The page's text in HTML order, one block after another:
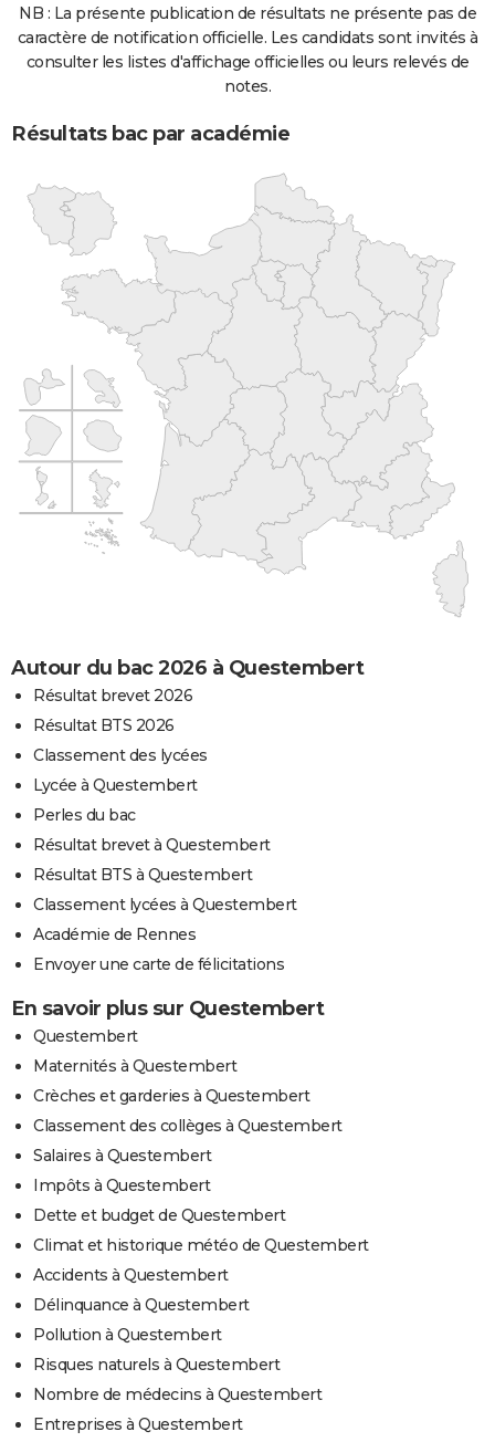
NB : La présente publication de résultats ne présente pas de
caractère de notification officielle. Les candidats sont invités à
consulter les listes d'affichage officielles ou leurs relevés de
notes.
Résultats bac par académie
Autour du bac 2026 à Questembert
Résultat brevet 2026
Résultat BTS 2026
Classement des lycées
Lycée à Questembert
Perles du bac
Résultat brevet à Questembert
Résultat BTS à Questembert
Classement lycées à Questembert
Académie de Rennes
Envoyer une carte de félicitations
En savoir plus sur Questembert
Questembert
Maternités à Questembert
Crèches et garderies à Questembert
Classement des collèges à Questembert
Salaires à Questembert
Impôts à Questembert
Dette et budget de Questembert
Climat et historique météo de Questembert
Accidents à Questembert
Délinquance à Questembert
Pollution à Questembert
Risques naturels à Questembert
Nombre de médecins à Questembert
Entreprises à Questembert